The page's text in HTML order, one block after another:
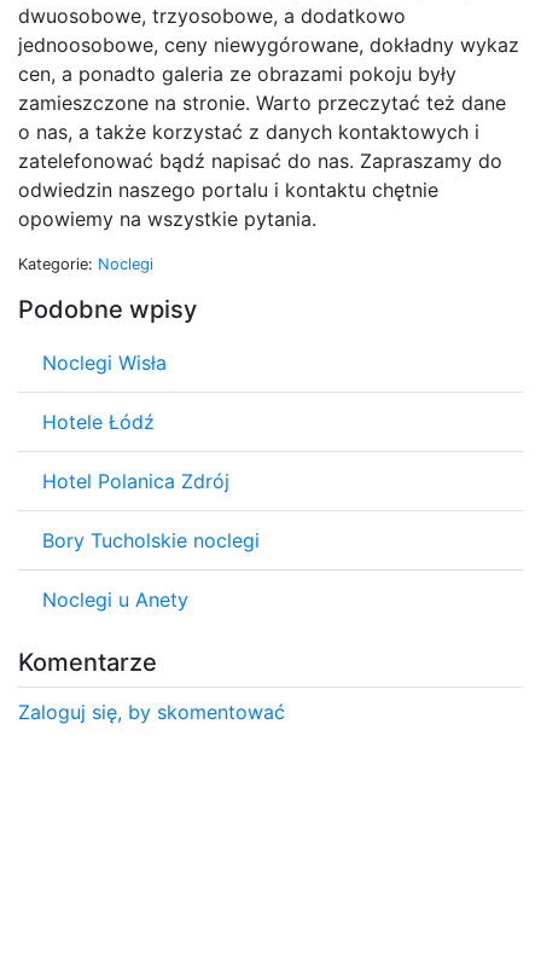
dwuosobowe, trzyosobowe, a dodatkowo
jednoosobowe, ceny niewygórowane, dokładny wykaz
cen, a ponadto galeria ze obrazami pokoju były
zamieszczone na stronie. Warto przeczytać też dane
o nas, a także korzystać z danych kontaktowych i
zatelefonować bądź napisać do nas. Zapraszamy do
odwiedzin naszego portalu i kontaktu chętnie
opowiemy na wszystkie pytania.
Kategorie: Noclegi
Podobne wpisy
Noclegi Wisła
Hotele Łódź
Hotel Polanica Zdrój
Bory Tucholskie noclegi
Noclegi u Anety
Komentarze
Zaloguj się, by skomentować